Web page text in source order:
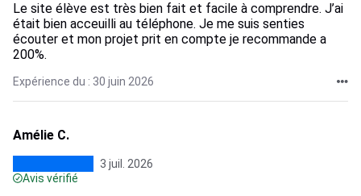
Le site élève est très bien fait et facile à comprendre. J’ai
était bien acceuilli au téléphone. Je me suis senties
écouter et mon projet prit en compte je recommande a
200%.
Expérience du : 30 juin 2026
Amélie C.
3 juil. 2026
Avis vérifié